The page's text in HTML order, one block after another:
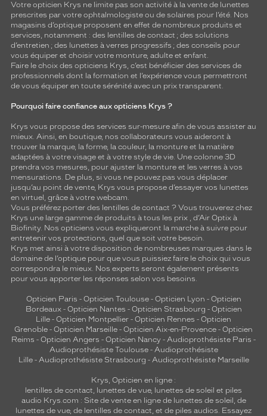
Votre opticien Krys ne limite pas son activité à la vente de lunettes
prescrites par votre ophtalmologiste ou de solaires pour l’été. Nos
magasins d’optique proposent en effet de nombreux produits et
services, notamment : des lentilles de contact ; des solutions
d’entretien ; des lunettes à verres progressifs ; des conseils pour
vous équiper et choisir votre monture, adulte et enfant.
Faire le choix des opticiens Krys, c’est bénéficier des services de
professionnels dont la formation et l’expérience vous permettront
de vous équiper en toute sérénité avec un prix transparent.
Pourquoi faire confiance aux opticiens Krys ?
Krys vous propose des services sur-mesure afin de vous assister au
mieux. Ainsi, en boutique, nos collaborateurs vous aideront à
trouver la marque, la forme, la couleur, la monture et la matière
adaptées à votre visage et à votre style de vie. Une colonne 3D
prendra vos mesures, pour ajuster la monture et les verres à vos
mensurations. De plus, si vous ne pouvez pas vous déplacer
jusqu’au point de vente, Krys vous propose d’essayer vos lunettes
en virtuel, grâce à votre webcam.
Vous préférez porter des lentilles de contact ? Vous trouverez chez
Krys une large gamme de produits à tous les prix , d’Air Optix à
Biofinity. Nos opticiens vous expliqueront la marche à suivre pour
entretenir vos protections, quel que soit votre besoin.
Krys met ainsi à votre disposition de nombreuses marques dans le
domaine de l’optique pour que vous puissiez faire le choix qui vous
correspondra le mieux. Nos experts seront également présents
pour vous apporter les réponses selon vos besoins.
Opticien Paris - Opticien Toulouse- Opticien Lyon - Opticien
Bordeaux- Opticien Nantes - Opticien Strasbourg - Opticien
Lille - Opticien Montpellier - Opticien Rennes - Opticien
Grenoble - Opticien Marseille - Opticien Aix-en-Provence - Opticien
Reims - Opticien Angers - Opticien Nancy - Audioprothésiste Paris -
Audioprothésiste Toulouse- Audioprothésiste
Lille- Audioprothésiste Strasbourg - Audioprothésiste Marseille
Krys, Opticien en ligne :
lentilles de contact, lunettes de vue, lunettes de soleil et piles
audio Krys.com : Site de vente en ligne de lunettes de soleil, de
lunettes de vue, de lentilles de contact, et de piles audios. Essayez